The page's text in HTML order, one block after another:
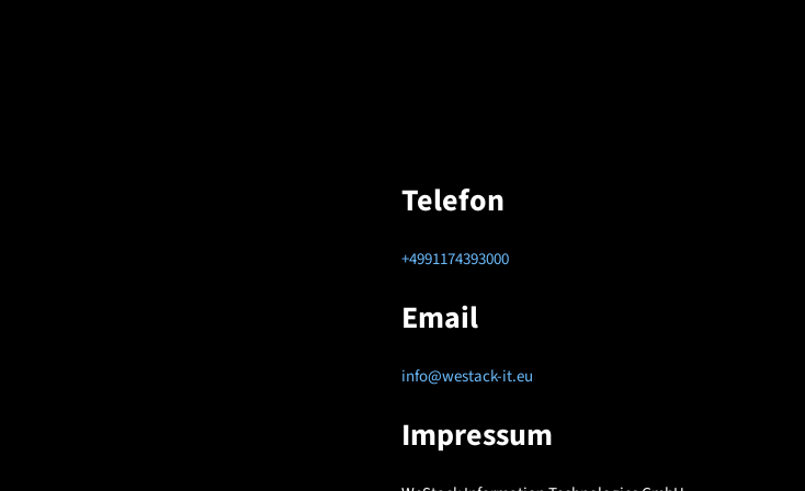
Telefon
+4991174393000
Email
info@westack-it.eu
Impressum